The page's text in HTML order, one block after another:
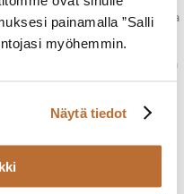
painamalla ”Salli
myöhemmin.
Näytä tiedot
myös auttaa jakamaan tilaa
maton valinta korostaa
luovat arvokkaan ja
synteettiset materiaalit
luomiseen.
ja helppohoitoisuutta.
kovinta kulutusta.